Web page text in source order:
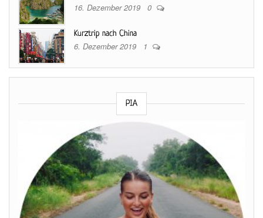
16. Dezember 2019 0
Kurztrip nach China
6. Dezember 2019 1
PIA